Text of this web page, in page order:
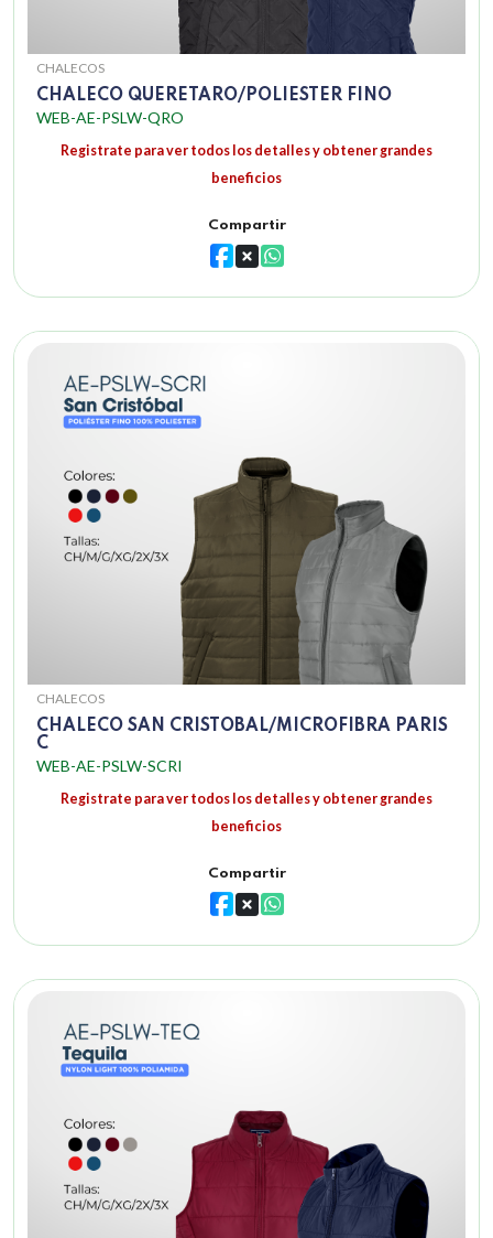
CHALECOS
CHALECO QUERETARO/POLIESTER FINO
WEB-AE-PSLW-QRO
Registrate para ver todos los detalles y obtener grandes
beneficios
Compartir
CHALECOS
CHALECO SAN CRISTOBAL/MICROFIBRA PARIS
C
WEB-AE-PSLW-SCRI
Registrate para ver todos los detalles y obtener grandes
beneficios
Compartir